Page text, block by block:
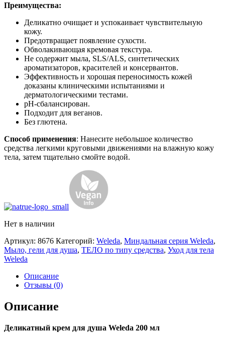
Преимущества:
Деликатно очищает и успокаивает чувствительную
кожу.
Предотвращает появление сухости.
Обволакивающая кремовая текстура.
Не содержит мыла, SLS/ALS, синтетических
ароматизаторов, красителей и консервантов.
Эффективность и хорошая переносимость кожей
доказаны клиническими испытаниями и
дерматологическими тестами.
рН-сбалансирован.
Подходит для веганов.
Без глютена.
Способ применения: Нанесите небольшое количество
средства легкими круговыми движениями на влажную кожу
тела, затем тщательно смойте водой.
Нет в наличии
Артикул: 8676 Категорий: Weleda, Миндальная серия Weleda,
Мыло, гели для душа, ТЕЛО по типу средства, Уход для тела
Weleda
Описание
Отзывы (0)
Описание
Деликатный крем для душа Weleda 200 мл